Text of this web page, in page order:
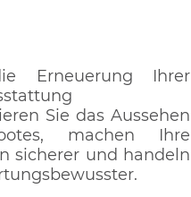
Erneuerung Ihrer
Sie das Aussehen
machen Ihre
sicherer und handeln